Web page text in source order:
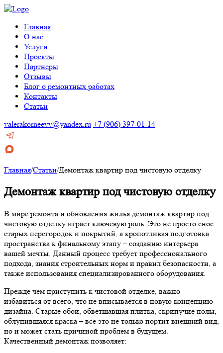
Главная
О нас
Услуги
Проекты
Партнеры
Отзывы
Блог о ремонтных работах
Контакты
Статьи
valerakorneevv@yandex.ru +7 (906) 397-01-14
Главная/Статьи/Демонтаж квартир под чистовую отделку
Демонтаж квартир под чистовую отделку
В мире ремонта и обновления жилья демонтаж квартир под
чистовую отделку играет ключевую роль. Это не просто снос
старых перегородок и покрытий, а кропотливая подготовка
пространства к финальному этапу – созданию интерьера
вашей мечты. Данный процесс требует профессионального
подхода, знания строительных норм и правил безопасности, а
также использования специализированного оборудования.
Прежде чем приступить к чистовой отделке, важно
избавиться от всего, что не вписывается в новую концепцию
дизайна. Старые обои, обветшавшая плитка, скрипучие полы,
облупившаяся краска – все это не только портит внешний вид,
но и может стать причиной проблем в будущем.
Качественный демонтаж позволяет: